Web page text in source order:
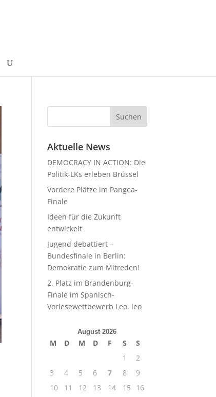
Aktuelle News
DEMOCRACY IN ACTION: Die
Politik-LKs erleben Brüssel
Vordere Plätze im Pangea-
Finale
Ideen für die Zukunft
entwickelt
Jugend debattiert –
Bundesfinale in Berlin:
Demokratie zum Mitreden!
2. Platz im Brandenburg-
Finale im Spanisch-
Vorlesewettbewerb Leo, leo
August 2026
M D M D F S
S
1
2
3
4 5 6 7 8
9
10
11 12 13 14 15
16